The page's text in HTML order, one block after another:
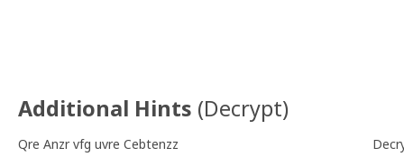
Additional Hints (Decrypt)
Qre Anzr vfg uvre Cebtenzz